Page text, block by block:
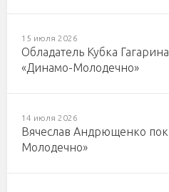
15 июля 2026
Обладатель Кубка
«Динамо-Молодечно»
14 июля 2026
Вячеслав Андрющенко
Молодечно»